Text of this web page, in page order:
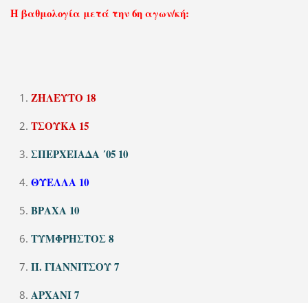
Η βαθμολογία μετά την 6η αγων/κή:
ΖΗΛΕΥΤΟ 18
ΤΣΟΥΚΑ 15
ΣΠΕΡΧΕΙΑΔΑ ΄05 10
ΘΥΕΛΛΑ 10
ΒΡΑΧΑ 10
ΤΥΜΦΡΗΣΤΟΣ 8
Π. ΓΙΑΝΝΙΤΣΟΥ 7
ΑΡΧΑΝΙ 7